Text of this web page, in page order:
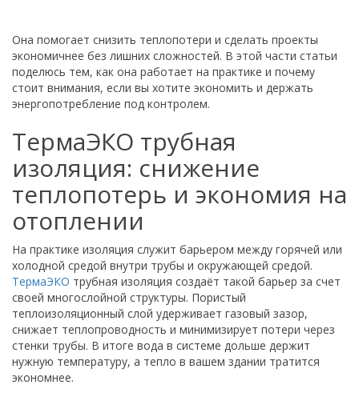
Она помогает снизить теплопотери и сделать проекты
экономичнее без лишних сложностей. В этой части статьи
поделюсь тем, как она работает на практике и почему
стоит внимания, если вы хотите экономить и держать
энергопотребление под контролем.
ТермаЭКО трубная
изоляция: снижение
теплопотерь и экономия на
отоплении
На практике изоляция служит барьером между горячей или
холодной средой внутри трубы и окружающей средой.
ТермаЭКО трубная изоляция создаёт такой барьер за счет
своей многослойной структуры. Пористый
теплоизоляционный слой удерживает газовый зазор,
снижает теплопроводность и минимизирует потери через
стенки трубы. В итоге вода в системе дольше держит
нужную температуру, а тепло в вашем здании тратится
экономнее.